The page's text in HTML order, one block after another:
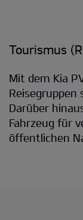
Tourismus
Mit dem Kia
Darüber
Fahrzeug für
öffentlichen